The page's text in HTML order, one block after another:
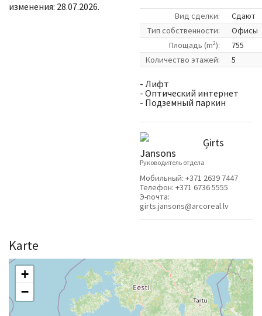
изменения: 28.07.2026.
Вид сделки:
Сдают
Tип собственности:
Офисы
Площадь (m2):
755
Количество этажей:
5
- Лифт
- Оптический интернет
- Подземный паркин
Ģirts
Jansons
Руководитель отдела
Мобильный: +371 2639 7447
Телефон: +371 6736 5555
Э-почта:
girts.jansons@arcoreal.lv
Karte
+
−